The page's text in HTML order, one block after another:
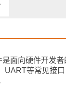
面向硬件开发
等常见接